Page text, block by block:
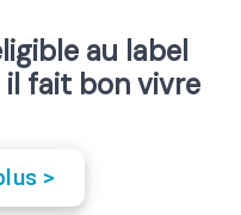
au label
il fait bon vivre
>